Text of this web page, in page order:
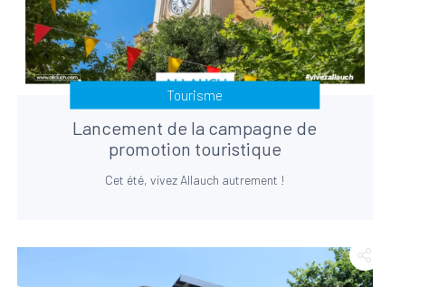
Tourisme
Lancement de la campagne de
promotion touristique
Cet été, vivez Allauch autrement !